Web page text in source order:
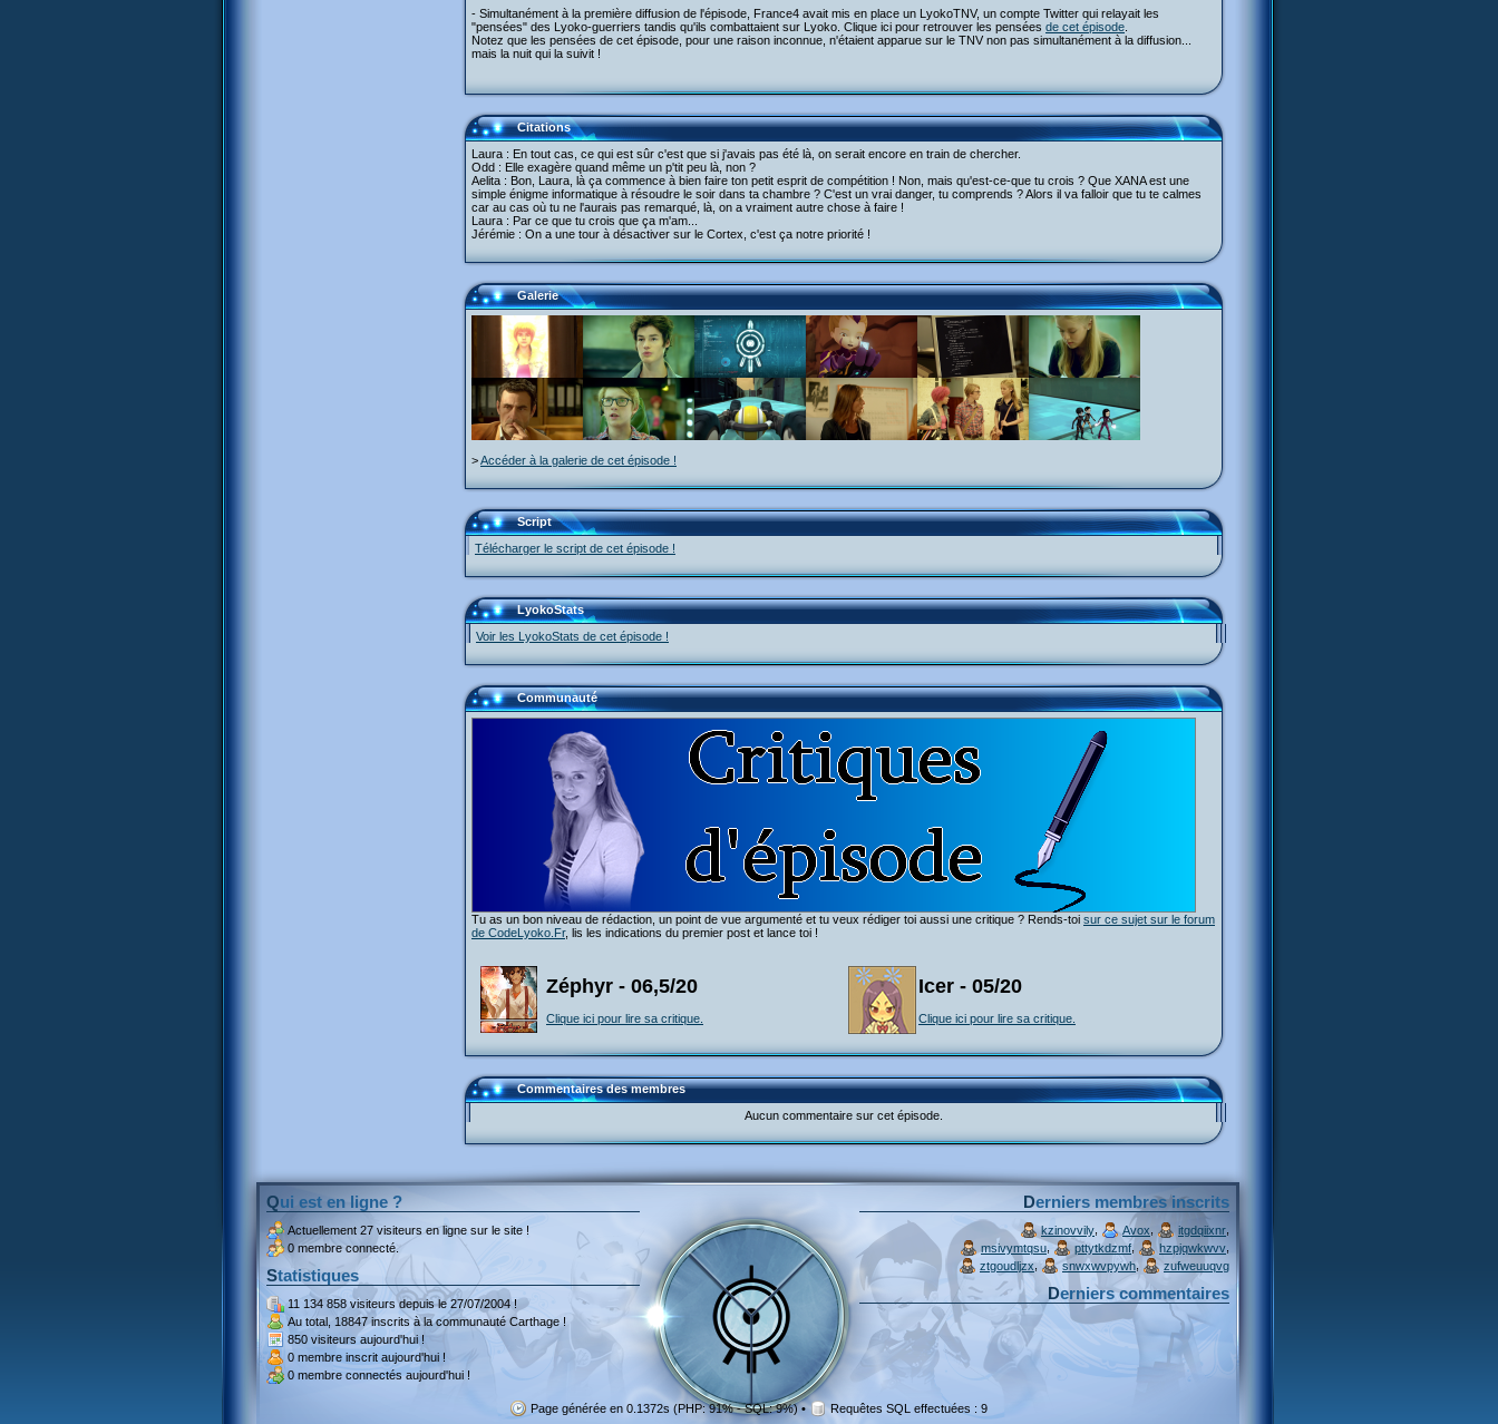
- Simultanément à la première diffusion de l'épisode, France4 avait mis en place un LyokoTNV, un compte Twitter qui relayait les
"pensées" des Lyoko-guerriers tandis qu'ils combattaient sur Lyoko. Clique ici pour retrouver les pensées de cet épisode
Notez que les pensées de cet épisode, pour une raison inconnue, n'étaient apparue sur le TNV non pas simultanément à la diffusion...
mais la nuit qui la suivit !
Citations
Laura : En tout cas, ce qui est sûr c'est que si j'avais pas été là, on serait encore en train de chercher.
Odd : Elle exagère quand même un p'tit peu là, non ?
Aelita : Bon, Laura, là ça commence à bien faire ton petit esprit de compétition ! Non, mais qu'est-ce-que tu crois ? Que XANA est une
simple énigme informatique à résoudre le soir dans ta chambre ? C'est un vrai danger, tu comprends ? Alors il va falloir que tu te calmes
car au cas où tu ne l'aurais pas remarqué, là, on a vraiment autre chose à faire !
Laura : Par ce que tu crois que ça m'am...
Jérémie : On a une tour à désactiver sur le Cortex, c'est ça notre priorité !
Galerie
>Accéder à la galerie de cet épisode !
Script
Télécharger le script de cet épisode !
LyokoStats
Voir les LyokoStats de cet épisode !
Communauté
Tu as un bon niveau de rédaction, un point de vue argumenté et tu veux rédiger toi aussi une critique ? Rends-toi sur ce sujet sur le forum
de CodeLyoko.Fr, lis les indications du premier post et lance toi !
Zéphyr - 06,5/20
Clique ici pour lire sa critique.
Icer - 05/20
Clique ici pour lire sa critique.
Commentaires des membres
Aucun commentaire sur cet épisode.
Qui est en ligne ?
Actuellement 27 visiteurs en ligne sur le site !
0 membre connecté.
Statistiques
11 134 858 visiteursdepuis le 27/07/2004 !
Au total, 18847 inscritsà la communauté Carthage !
850 visiteurs aujourd'hui !
0 membre inscrit aujourd'hui !
0 membre connectés aujourd'hui !
Derniers membres inscrits
kzinovvily Avox itgdqiixnr
msivymtqsu, pttytkdzmf, hzpjqwkwvv
ztgoudljzx
snwxwvpywh, zufweuuqvg
Derniers commentaires
Page générée en 0.1372s (PHP: 91% - SQL: 9%) • Requêtes SQL effectuées : 9